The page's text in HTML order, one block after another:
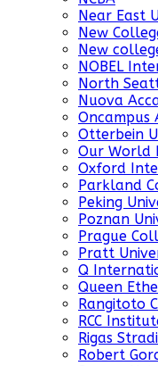
Near East
New
New
NOBEL
North
Nuova
Oncampus
Otterbein
Our World
Oxford
Parkland
Peking
Poznan
Prague
Pratt
Q
Queen
Rangitoto
RCC
Rigas
Robert